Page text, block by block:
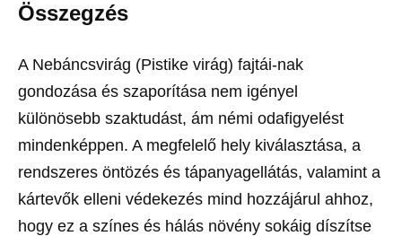
Összegzés
A Nebáncsvirág (Pistike virág) fajtái-nak
gondozása és szaporítása nem igényel
különösebb szaktudást, ám némi odafigyelést
mindenképpen. A megfelelő hely kiválasztása, a
rendszeres öntözés és tápanyagellátás, valamint a
kártevők elleni védekezés mind hozzájárul ahhoz,
hogy ez a színes és hálás növény sokáig díszítse